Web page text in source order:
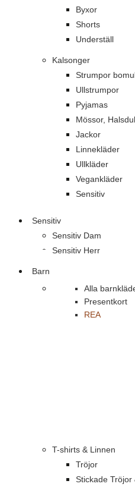
Byxor
Shorts
Underställ
Kalsonger
Strumpor
Ullstrumpor
Pyjamas
Mössor,
Jackor
Linnekläder
Ullkläder
Vegankläder
Sensitiv
Sensitiv
Sensitiv Dam
Sensitiv Herr
Barn
Alla
Presentkort
REA
T-shirts & Linnen
Tröjor
Stickade Tröjor